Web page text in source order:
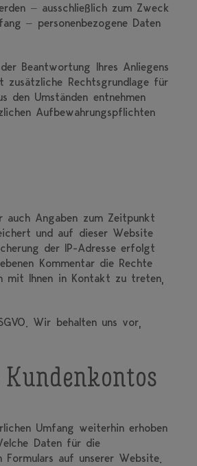
– ausschließlich zum Zweck
– personenbezogene Daten
Beantwortung Ihres Anliegens
Rechtsgrundlage für
Umständen entnehmen
Aufbewahrungspflichten
auch Angaben zum Zeitpunkt
und auf dieser Website
der IP-Adresse erfolgt
Kommentar die Rechte
mit Ihnen in Kontakt zu treten,
Wir behalten uns vor,
Umfang weiterhin erhoben
Daten für die
auf unserer Website.